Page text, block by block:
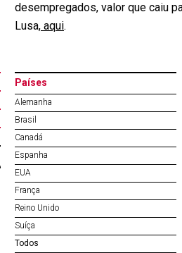
desempregados, valor que caiu
Lusa, aqui.
Países
Alemanha
Brasil
Canadá
Espanha
EUA
França
Reino Unido
Suíça
Todos